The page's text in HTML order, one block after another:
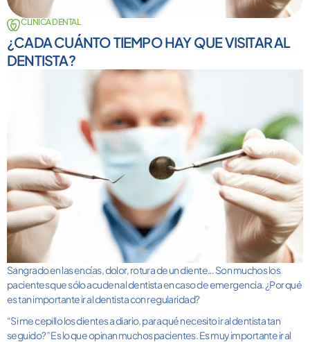
CLINICA DENTAL
¿CADA CUÁNTO TIEMPO HAY QUE VISITAR AL
DENTISTA?
Sangrado en las encías, dolor, rotura de un diente… Son muchos los
pacientes que sólo acuden al dentista en caso de emergencia. ¿Por qué
es tan importante ir al dentista con regularidad?
“Si me cepillo los dientes a diario, para qué necesito ir al dentista tan
seguido?” Es lo que opinan muchos pacientes. Es muy importante ir al